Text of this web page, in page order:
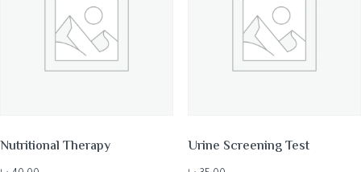
Urine Screening Test
Nutritional Therapy